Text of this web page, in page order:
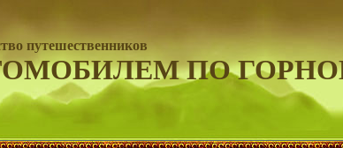
путешественников
ПО